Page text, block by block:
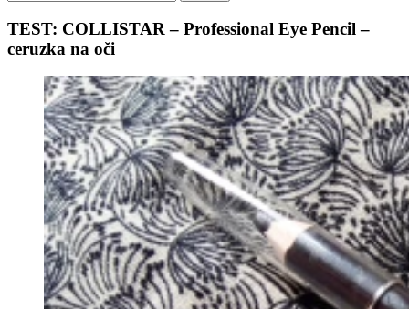
TEST: COLLISTAR – Professional Eye Pencil –
ceruzka na oči